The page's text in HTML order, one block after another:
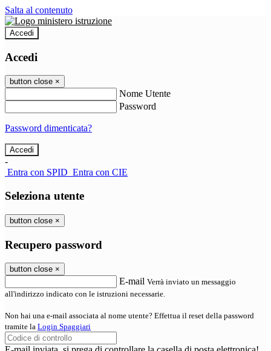
Salta al contenuto
Accedi
Accedi
button close ×
Nome Utente
Password
Password dimenticata?
-
Entra con SPID Entra con CIE
Seleziona utente
button close ×
Recupero password
button close ×
E-mail Verrà inviato un messaggio
all'indirizzo indicato con le istruzioni necessarie.
Non hai una e-mail associata al nome utente? Effettua il reset della password
tramite la Login Spaggiari